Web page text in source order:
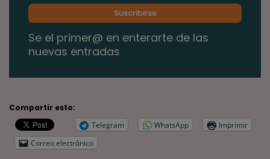
Se el primer@ en enterarte de las
nuevas entradas
Compartir esto:
Telegram
WhatsApp
Imprimir
Correo electrónico